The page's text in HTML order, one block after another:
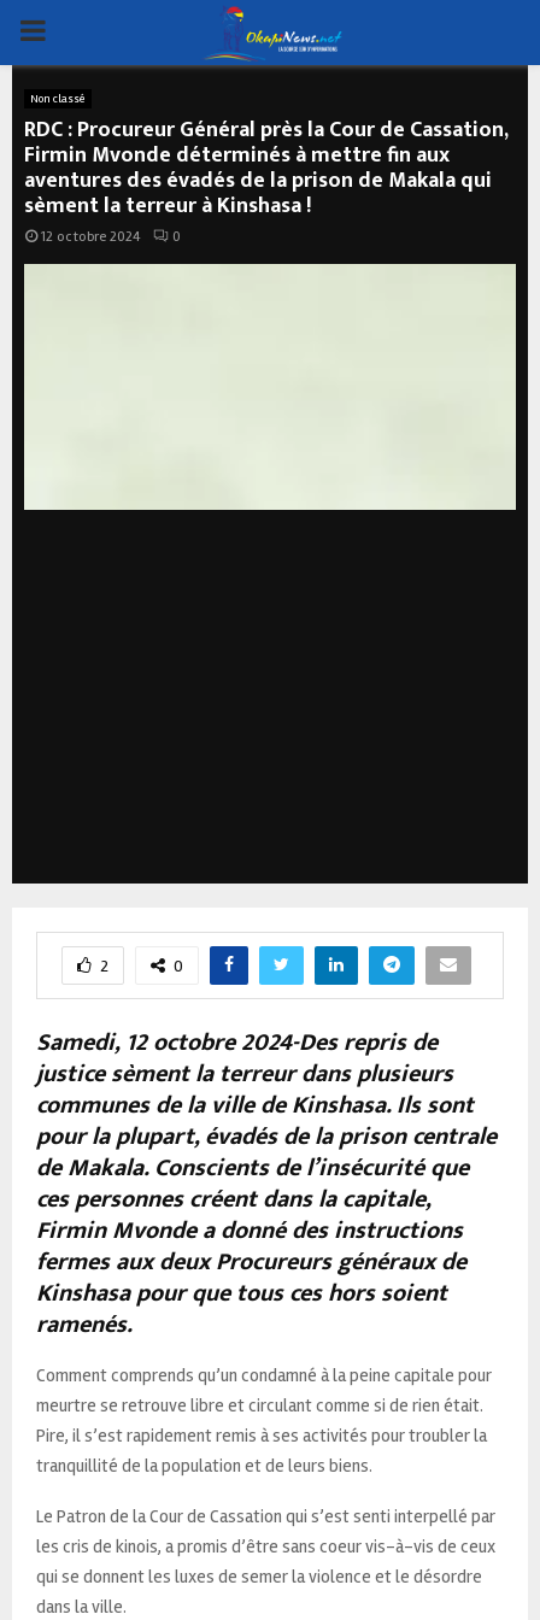
PRIMARY
MENU
Non classé
RDC : Procureur Général près la Cour de Cassation,
Firmin Mvonde déterminés à mettre fin aux
aventures des évadés de la prison de Makala qui
sèment la terreur à Kinshasa !
12 octobre 2024 0
2 0
Samedi, 12 octobre 2024-Des repris de
justice sèment la terreur dans plusieurs
communes de la ville de Kinshasa. Ils sont
pour la plupart, évadés de la prison centrale
de Makala. Conscients de l’insécurité que
ces personnes créent dans la capitale,
Firmin Mvonde a donné des instructions
fermes aux deux Procureurs généraux de
Kinshasa pour que tous ces hors soient
ramenés.
Comment comprends qu’un condamné à la peine capitale pour
meurtre se retrouve libre et circulant comme si de rien était.
Pire, il s’est rapidement remis à ses activités pour troubler la
tranquillité de la population et de leurs biens.
Le Patron de la Cour de Cassation qui s’est senti interpellé par
les cris de kinois, a promis d’être sans coeur vis-à-vis de ceux
qui se donnent les luxes de semer la violence et le désordre
dans la ville.